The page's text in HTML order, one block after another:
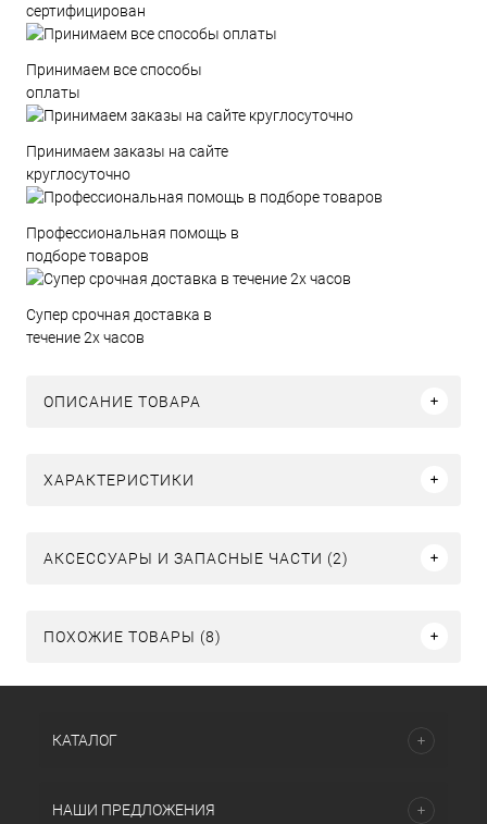
сертифицирован
Принимаем все способы
оплаты
Принимаем заказы на сайте
круглосуточно
Профессиональная помощь в
подборе товаров
Супер срочная доставка в
течение 2х часов
ОПИСАНИЕ ТОВАРА
ХАРАКТЕРИСТИКИ
АКСЕССУАРЫ И ЗАПАСНЫЕ ЧАСТИ (2)
ПОХОЖИЕ ТОВАРЫ (8)
КАТАЛОГ
НАШИ ПРЕДЛОЖЕНИЯ